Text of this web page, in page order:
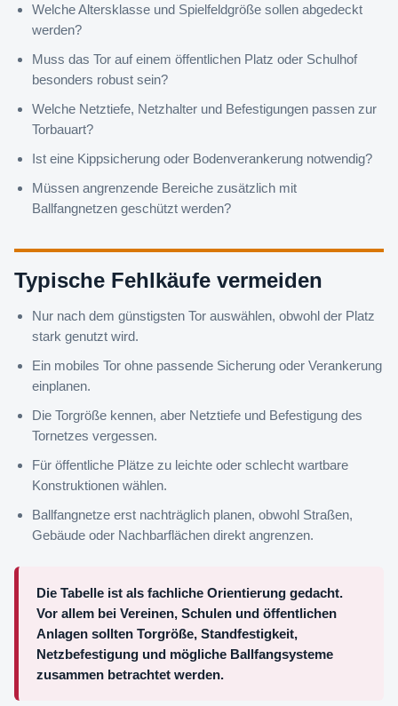
Welche Altersklasse und Spielfeldgröße sollen abgedeckt
werden?
Muss das Tor auf einem öffentlichen Platz oder Schulhof
besonders robust sein?
Welche Netztiefe, Netzhalter und Befestigungen passen zur
Torbauart?
Ist eine Kippsicherung oder Bodenverankerung notwendig?
Müssen angrenzende Bereiche zusätzlich mit
Ballfangnetzen geschützt werden?
Typische Fehlkäufe vermeiden
Nur nach dem günstigsten Tor auswählen, obwohl der Platz
stark genutzt wird.
Ein mobiles Tor ohne passende Sicherung oder Verankerung
einplanen.
Die Torgröße kennen, aber Netztiefe und Befestigung des
Tornetzes vergessen.
Für öffentliche Plätze zu leichte oder schlecht wartbare
Konstruktionen wählen.
Ballfangnetze erst nachträglich planen, obwohl Straßen,
Gebäude oder Nachbarflächen direkt angrenzen.
Die Tabelle ist als fachliche Orientierung gedacht.
Vor allem bei Vereinen, Schulen und öffentlichen
Anlagen sollten Torgröße, Standfestigkeit,
Netzbefestigung und mögliche Ballfangsysteme
zusammen betrachtet werden.